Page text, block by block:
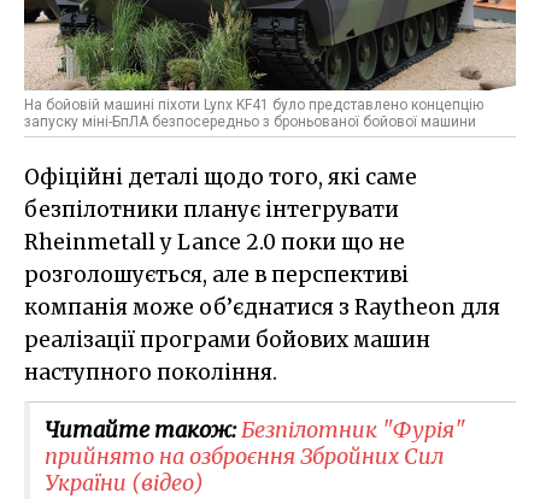
На бойовій машині піхоти Lynx KF41 було представлено концепцію
запуску міні-БпЛА безпосередньо з броньованої бойової машини
Офіційні деталі щодо того, які саме
безпілотники планує інтегрувати
Rheinmetall у Lance 2.0 поки що не
розголошується, але в перспективі
компанія може об’єднатися з Raytheon для
реалізації програми бойових машин
наступного покоління.
Читайте також:Безпілотник "Фурія"
прийнято на озброєння Збройних Сил
України (відео)